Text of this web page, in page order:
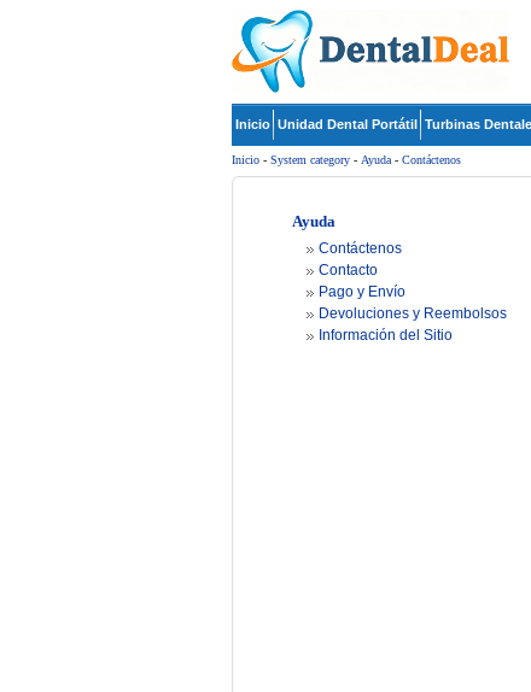
Inicio Unidad Dental Portátil Turbinas
Inicio - System category - Ayuda - Contáctenos
Ayuda
Contáctenos
Contacto
Pago y Envío
Devoluciones y Reembolsos
Información del Sitio